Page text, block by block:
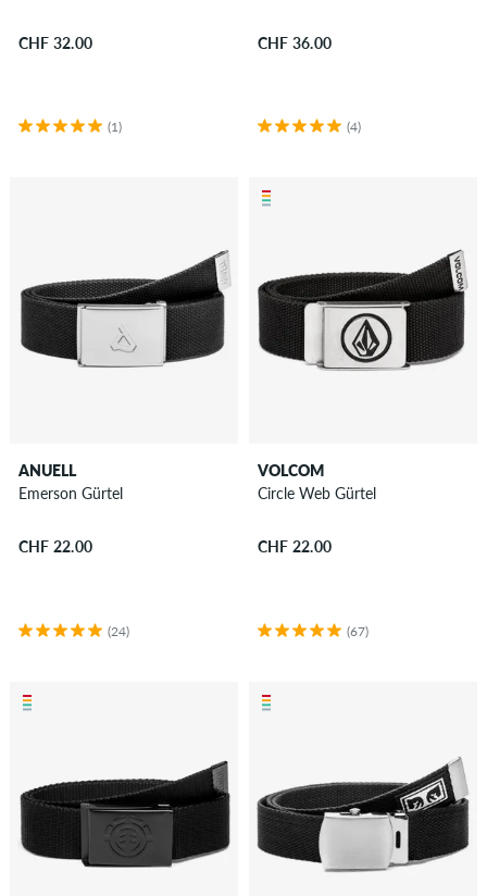
...und
Neu
Sale
CHF 32.00
(1)
CHF 36.00
(4)
ANUELL
Emerson Gürtel
CHF 22.00
(24)
VOLCOM
Circle Web Gürtel
CHF 22.00
(67)